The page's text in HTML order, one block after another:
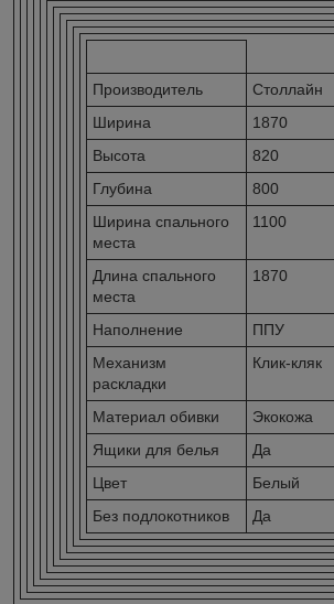
Производитель
Столлайн
Ширина
1870
Высота
820
Глубина
800
Ширина спального
места
1100
Длина спального
места
1870
Наполнение
ППУ
Механизм
раскладки
Клик-кляк
Материал обивки
Экокожа
Ящики для белья
Да
Цвет
Белый
Без подлокотников
Да